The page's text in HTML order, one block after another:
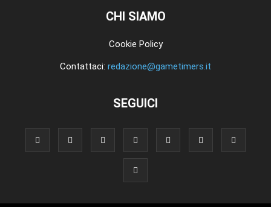
CHI SIAMO
Cookie Policy
Contattaci: redazione@gametimers.it
SEGUICI